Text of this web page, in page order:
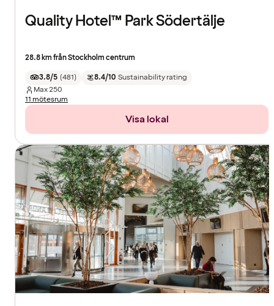
Quality Hotel™ Park Södertälje
28.8 km från Stockholm centrum
3.8/5 (481) 8.4/10 Sustainability rating
Max250
11 mötesrum
Visa lokal